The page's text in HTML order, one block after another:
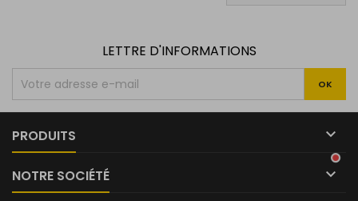
LETTRE D'INFORMATIONS
PRODUITS 
NOTRE SOCIÉTÉ 